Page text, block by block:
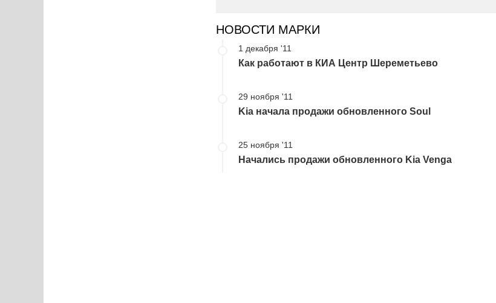
НОВОСТИ МАРКИ
1 декабря '11
Как работают в КИА Центр Шереметьево
29 ноября '11
Kia начала продажи обновленного Soul
25 ноября '11
Начались продажи обновленного Kia Venga